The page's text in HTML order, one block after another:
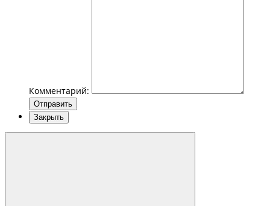
Комментарий:
Отправить
Закрыть